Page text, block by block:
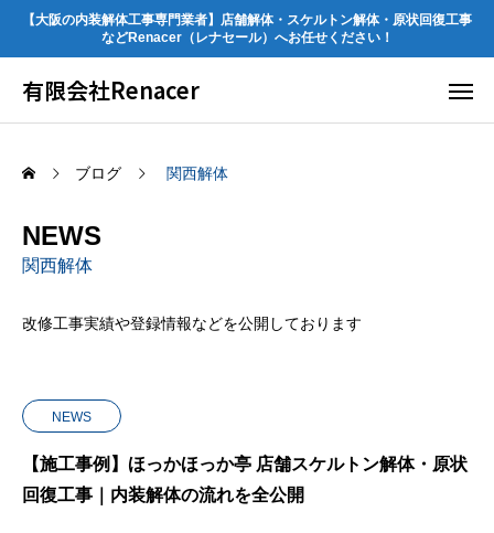
【大阪の内装解体工事専門業者】店舗解体・スケルトン解体・原状回復工事
などRenacer（レナセール）へお任せください！
有限会社Renacer
ブログ 関西解体
NEWS
関西解体
改修工事実績や登録情報などを公開しております
NEWS
【施工事例】ほっかほっか亭 店舗スケルトン解体・原状
回復工事｜内装解体の流れを全公開